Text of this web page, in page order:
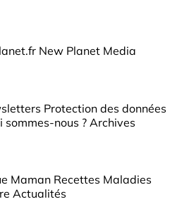
New Planet Media
Protection des données
sommes-nous ? Archives
Maman Recettes Maladies
Actualités